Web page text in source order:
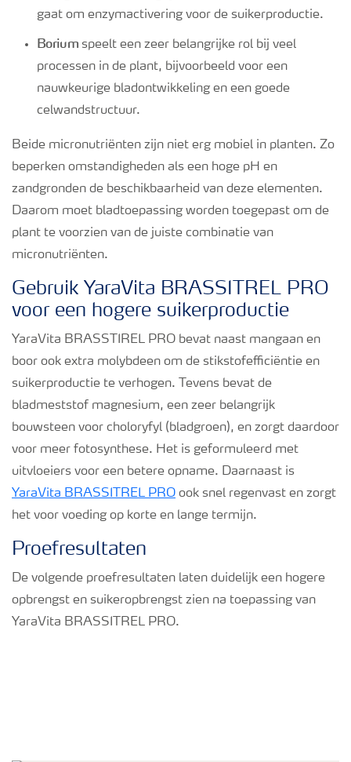
gaat om enzymactivering voor de suikerproductie.
Boriumspeelt een zeer belangrijke rol bij veel
processen in de plant, bijvoorbeeld voor een
nauwkeurige bladontwikkeling en een goede
celwandstructuur.
Beide micronutriënten zijn niet erg mobiel in planten. Zo
beperken omstandigheden als een hoge pH en
zandgronden de beschikbaarheid van deze elementen.
Daarom moet bladtoepassing worden toegepast om de
plant te voorzien van de juiste combinatie van
micronutriënten.
Gebruik YaraVita BRASSITREL PRO
voor een hogere suikerproductie
YaraVita BRASSTIREL PRO bevat naast mangaan en
boor ook extra molybdeen om de stikstofefficiëntie en
suikerproductie te verhogen. Tevens bevat de
bladmeststof magnesium, een zeer belangrijk
bouwsteen voor choloryfyl (bladgroen), en zorgt daardoor
voor meer fotosynthese. Het is geformuleerd met
uitvloeiers voor een betere opname. Daarnaast is
YaraVita BRASSITREL PRO ook snel regenvast en zorgt
het voor voeding op korte en lange termijn.
Proefresultaten
De volgende proefresultaten laten duidelijk een hogere
opbrengst en suikeropbrengst zien na toepassing van
YaraVita BRASSITREL PRO.